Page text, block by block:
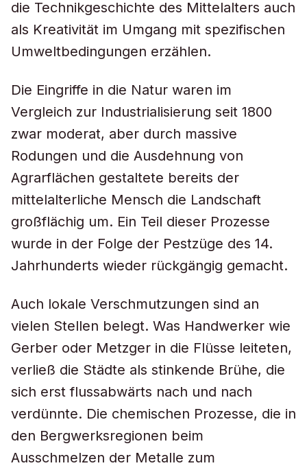
die Technikgeschichte des Mittelalters auch
als Kreativität im Umgang mit spezifischen
Umweltbedingungen erzählen.
Die Eingriffe in die Natur waren im
Vergleich zur Industrialisierung seit 1800
zwar moderat, aber durch massive
Rodungen und die Ausdehnung von
Agrarflächen gestaltete bereits der
mittelalterliche Mensch die Landschaft
großflächig um. Ein Teil dieser Prozesse
wurde in der Folge der Pestzüge des 14.
Jahrhunderts wieder rückgängig gemacht.
Auch lokale Verschmutzungen sind an
vielen Stellen belegt. Was Handwerker wie
Gerber oder Metzger in die Flüsse leiteten,
verließ die Städte als stinkende Brühe, die
sich erst flussabwärts nach und nach
verdünnte. Die chemischen Prozesse, die in
den Bergwerksregionen beim
Ausschmelzen der Metalle zum